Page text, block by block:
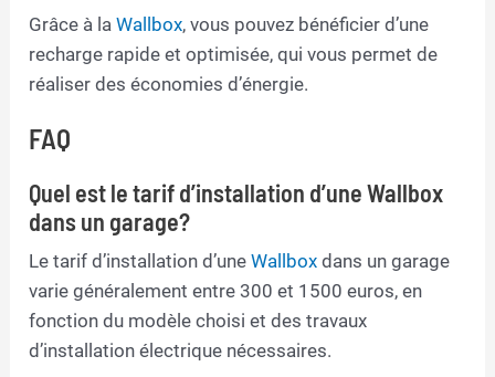
Grâce à laWallbox, vous pouvez bénéficier d’une
recharge rapide et optimisée, qui vous permet de
réaliser des économies d’énergie.
FAQ
Quel est le tarif d’installation d’une Wallbox
dans un garage?
Le tarif d’installation d’uneWallbox dans un garage
varie généralement entre 300 et 1500 euros, en
fonction du modèle choisi et des travaux
d’installation électrique nécessaires.